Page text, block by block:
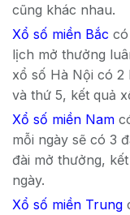
cũng khác nhau.
Xổ số miền Bắc
lịch mở thưởng
xổ số Hà Nội có 2
và thứ 5, kết quả
Xổ số miền Nam
mỗi ngày sẽ có 3
đài mở thưởng,
ngày.
Xổ số miền Trung